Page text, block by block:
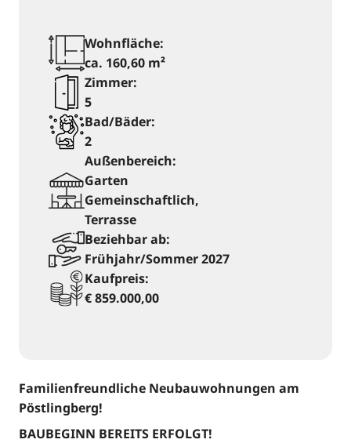
Wohnfläche:
ca. 160,60 m²
Zimmer:
5
Bad/Bäder:
2
Außenbereich:
Garten
Gemeinschaftlich,
Terrasse
Beziehbar ab:
Frühjahr/Sommer 2027
Kaufpreis:
€ 859.000,00
Familienfreundliche Neubauwohnungen am
Pöstlingberg!
BAUBEGINN BEREITS ERFOLGT!